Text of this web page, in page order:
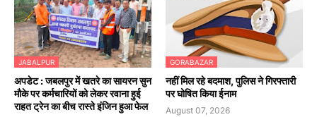
JABALPUR
अपडेट : जबलपुर में खतरे का सायरन सुन
मौके पर कर्मचारियों को लेकर रवाना हुई
राहत ट्रेन का बीच रास्ते इंजिन हुआ फेल
GORABAZAR
नहीं मिल रहे बदमाश, पुलिस ने गिरफ्तारी
पर घोषित किया ईनाम
August 07, 2026